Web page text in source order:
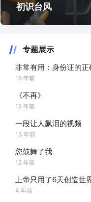
初识台风
专题展示
非常有用：身份证的
16 年前
《不再》
15 年前
一段让人飙泪的视频
13 年前
您鼓舞了我
12 年前
上帝只用了6天创造世
4 年前